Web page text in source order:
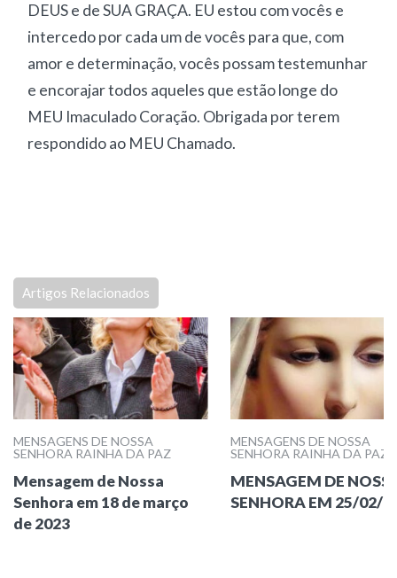
DEUS e de SUA GRAÇA. EU estou com vocês e
intercedo por cada um de vocês para que, com
amor e determinação, vocês possam testemunhar
e encorajar todos aqueles que estão longe do
MEU Imaculado Coração. Obrigada por terem
respondido ao MEU Chamado.
Artigos Relacionados
MENSAGENS DE NOSSA
SENHORA RAINHA DA PAZ
Mensagem de Nossa
Senhora em 18 de março
de 2023
MENSAGENS DE NOSSA
SENHORA RAINHA DA PAZ
MENSAGEM DE
SENHORA EM 25/02/